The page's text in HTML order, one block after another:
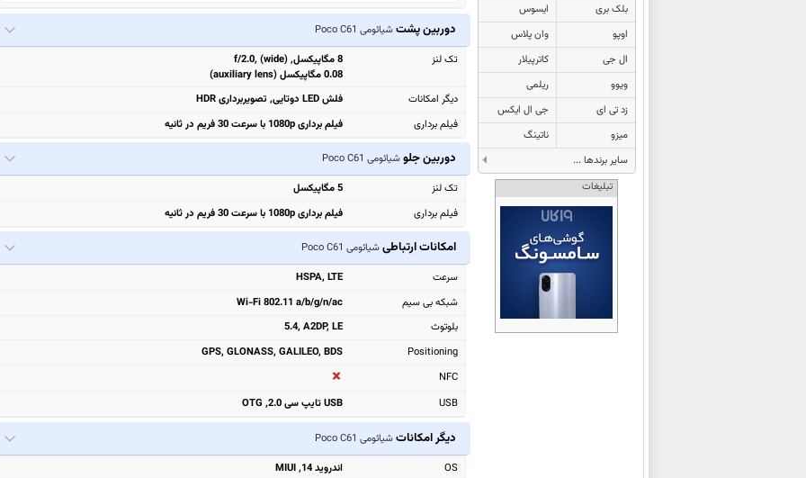
شیائومی Poco M8s
شیائومی Redmi R70m
شیائومی Redmi R70
شیائومی Redmi Note 15 Special
شیائومی Redmi 15a
شیائومی Poco C85x
شیائومی Poco X8 Pro Max
شیائومی Poco X8 Pro
شیائومی Black Shark Gaming
شیائومی Poco M8 Pro
بلک بری
ایسوس
اوپو
وان پلاس
ال جی
کاترپیلار
ویوو
ریلمی
زد تی ای
جی ال ایکس
میزو
ناتینگ
سایر برندها ...
تبلیغات
دوربین پشتشیائومی Poco C61
تک لنز
8 مگاپیکسل, f/2.0, (wide)
0.08 مگاپیکسل (auxiliary lens)
دیگر امکانات
فلش LED دوتایی, تصویربرداری HDR
فیلم برداری
فیلم برداری 1080p با سرعت 30 فریم در ثانیه
دوربین جلوشیائومی Poco C61
تک لنز
5 مگاپیکسل
فیلم برداری
فیلم برداری 1080p با سرعت 30 فریم در ثانیه
امکانات ارتباطیشیائومی Poco C61
سرعت
HSPA, LTE
شبکه بی سیم
Wi-Fi 802.11 a/b/g/n/ac
بلوتوث
5.4, A2DP, LE
Positioning
GPS, GLONASS, GALILEO, BDS
NFC
USB
USB تایپ سی 2.0, OTG
دیگر امکاناتشیائومی Poco C61
OS
اندروید 14, MIUI